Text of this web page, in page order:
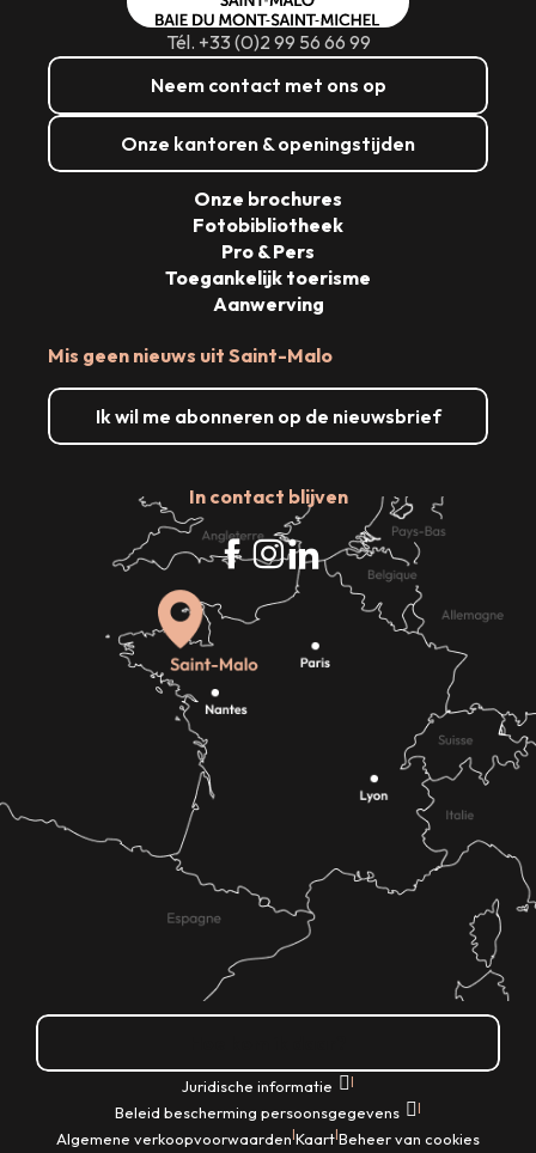
Tél. +33 (0)2 99 56 66 99
Neem contact met ons op
Onze kantoren & openingstijden
Mis geen nieuws uit Saint-Malo
Ik wil me abonneren op de nieuwsbrief
In contact blijven
Onze brochures
Fotobibliotheek
Pro & Pers
Toegankelijk toerisme
Aanwerving
Juridische informatie |
Beleid bescherming persoonsgegevens |
Algemene verkoopvoorwaarden|Kaart|Beheer van cookies